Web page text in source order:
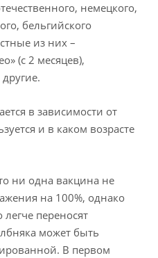
немецкого,
бельгийского
из них –
(с 2 месяцев),
в зависимости от
и в каком возрасте
ни одна вакцина не
на 100%, однако
переносят
может быть
В первом